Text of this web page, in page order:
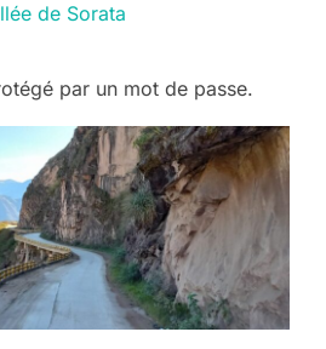
de Sorata
par un mot de passe.